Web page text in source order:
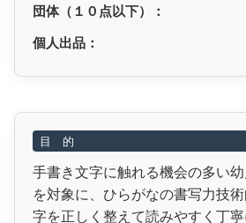
団体（１０点以下）：
個人出品：
目 的
手書き文字に触れる機会の多い
を対象に、ひらがなの書写力技
字を正しく整えて読みやすく丁